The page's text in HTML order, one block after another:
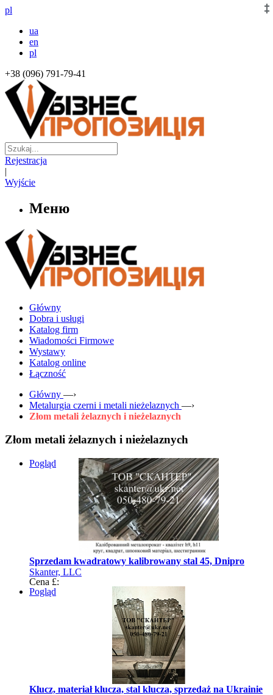
pl
ua
en
pl
+38 (096) 791-79-41
Rejestracja
|
Wyjście
Меню
Główny
Dobra i usługi
Katalog firm
Wiadomości Firmowe
Wystawy
Katalog online
Łączność
Główny —›
Metalurgia czerni i metali nieżelaznych —›
Złom metali żelaznych i nieżelaznych
Złom metali żelaznych i nieżelaznych
Pogląd
Sprzedam kwadratowy kalibrowany stal 45, Dnipro
Skanter, LLC
Cena £:
Pogląd
Klucz, materiał klucza, stal klucza, sprzedaż na Ukrainie